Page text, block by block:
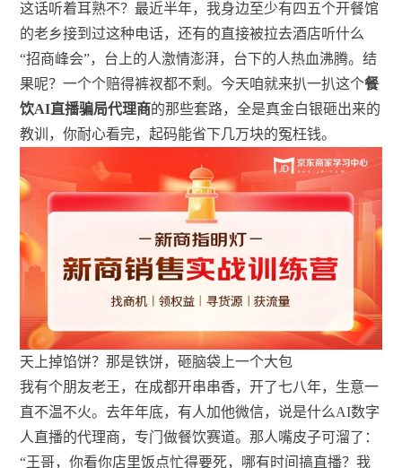
这话听着耳熟不？最近半年，我身边至少有四五个开餐馆
的老乡接到过这种电话，还有的直接被拉去酒店听什么
“招商峰会”，台上的人激情澎湃，台下的人热血沸腾。结
果呢？一个个赔得裤衩都不剩。今天咱就来扒一扒这个餐
饮AI直播骗局代理商的那些套路，全是真金白银砸出来的
教训，你耐心看完，起码能省下几万块的冤枉钱。
天上掉馅饼？那是铁饼，砸脑袋上一个大包
我有个朋友老王，在成都开串串香，开了七八年，生意一
直不温不火。去年年底，有人加他微信，说是什么AI数字
人直播的代理商，专门做餐饮赛道。那人嘴皮子可溜了：
“王哥，你看你店里饭点忙得要死，哪有时间搞直播？我